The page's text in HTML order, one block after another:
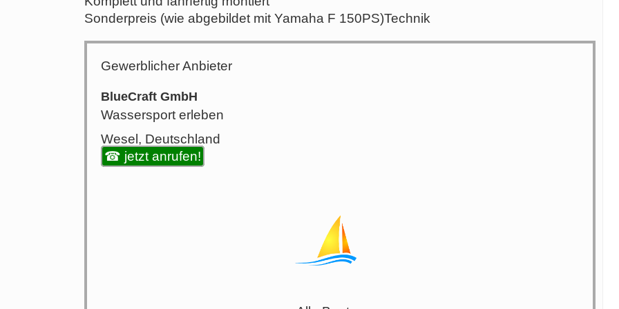
Sonderpreis (wie abgebildet mit Yamaha F 150PS)Technik
Gewerblicher Anbieter
BlueCraft GmbH
Wassersport erleben
Wesel, Deutschland
☎ jetzt anrufen!